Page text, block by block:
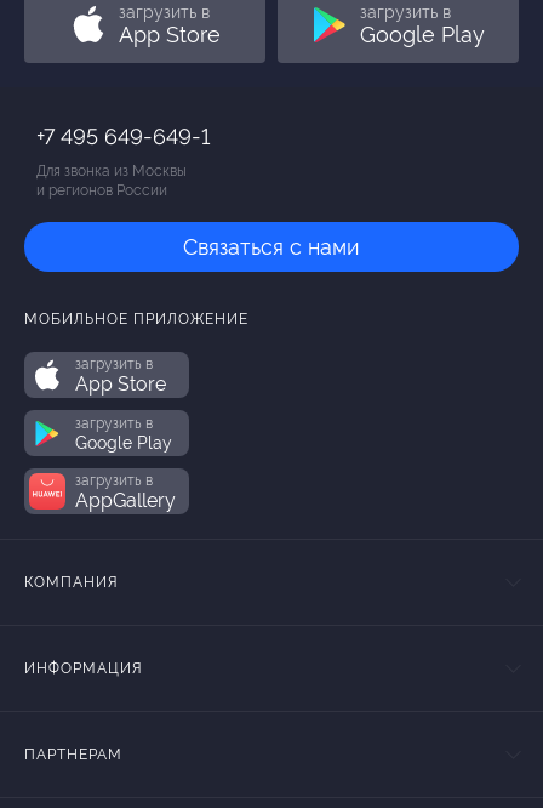
загрузить в
App Store
загрузить в
Google Play
+7 495 649-649-1
Для звонка из Москвы
и регионов России
Связаться с нами
МОБИЛЬНОЕ ПРИЛОЖЕНИЕ
загрузить в
App Store
загрузить в
Google Play
загрузить в
AppGallery
КОМПАНИЯ
ИНФОРМАЦИЯ
ПАРТНЕРАМ